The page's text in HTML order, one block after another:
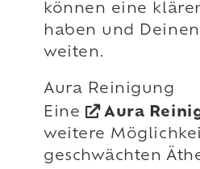
können eine
haben und
weiten.
Aura Reinigung
Eine
Aura
weitere
geschwächten